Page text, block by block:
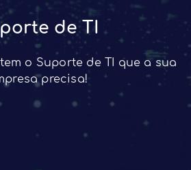
de TI
o Suporte de TI que a sua
precisa!